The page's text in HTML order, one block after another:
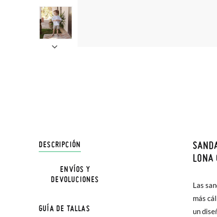
DESCRIPCIÓN
LONA
Las
más
un
fácil
ENVÍOS Y
DEVOLUCIONES
En
hasta
poco
En
GUÍA DE TALLAS